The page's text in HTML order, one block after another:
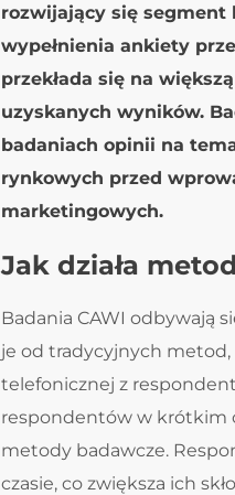
rozwijający się segment
wypełnienia ankiety
przekłada się na
uzyskanych wyników.
badaniach opinii na
rynkowych przed
marketingowych.
Jak działa
Badania CAWI odbywają
je od tradycyjnych
telefonicznej z
respondentów w krótkim
metody badawcze.
czasie, co zwiększa ich